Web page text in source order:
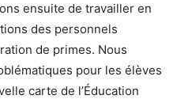
ensuite de travailler en
des personnels
de primes. Nous
pour les élèves
carte de l’Éducation